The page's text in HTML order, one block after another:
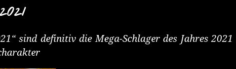
sind definitiv die Mega-Schlager des Jahres